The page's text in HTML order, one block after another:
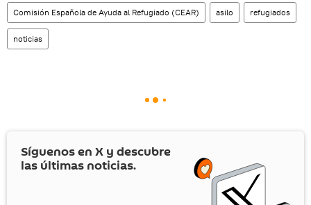
Comisión Española de Ayuda al Refugiado (CEAR) asilo refugiados
noticias
Síguenos en X y descubre
las últimas noticias.